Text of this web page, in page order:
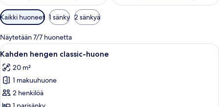
Huoneille
saatavilla
olevia
suodattimia
Kaikki huoneet 1 sänky 2 sänkyä
Näytetään 7/7 huonetta
Avaa
kaikki
huonetyypin
Kahden
hengen
classic-
Hotellihuone, jossa on suuri sänky,
6
Kahden hengen classic-huone
20 m²
1 makuuhuone
2 henkilöä